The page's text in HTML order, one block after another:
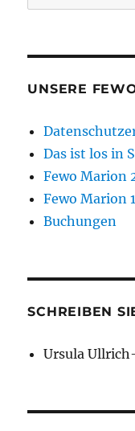
nach:
UNSERE
Das ist los in
Fewo Marion
Fewo Marion 1
Buchungen
SCHREIBEN
Ursula